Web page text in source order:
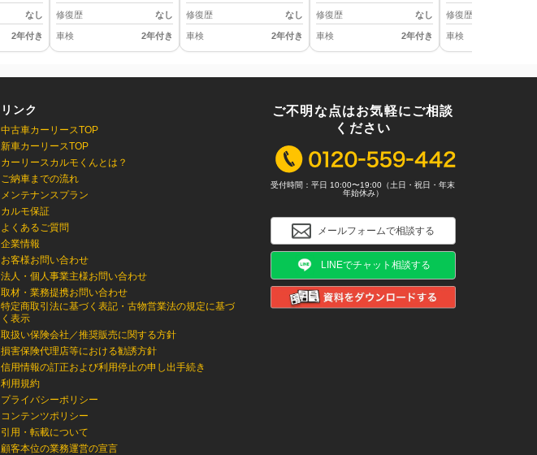
なし
2年付き
修復歴 なし
車検 2年付き
修復歴 なし
車検 2年付き
修復歴 なし
車検 2年付き
修復歴
車検
リンク
中古車カーリースTOP
新車カーリースTOP
カーリースカルモくんとは？
ご納車までの流れ
メンテナンスプラン
カルモ保証
よくあるご質問
企業情報
お客様お問い合わせ
法人・個人事業主様お問い合わせ
取材・業務提携お問い合わせ
特定商取引法に基づく表記・古物営業法の規定に基づ
く表示
取扱い保険会社／推奨販売に関する方針
損害保険代理店等における勧誘方針
信用情報の訂正および利用停止の申し出手続き
利用規約
プライバシーポリシー
コンテンツポリシー
引用・転載について
顧客本位の業務運営の宣言
ご不明な点はお気軽にご相談
ください
受付時間：平日 10:00〜19:00（土日・祝日・年末
年始休み）
メールフォームで相談する
LINEでチャット相談する